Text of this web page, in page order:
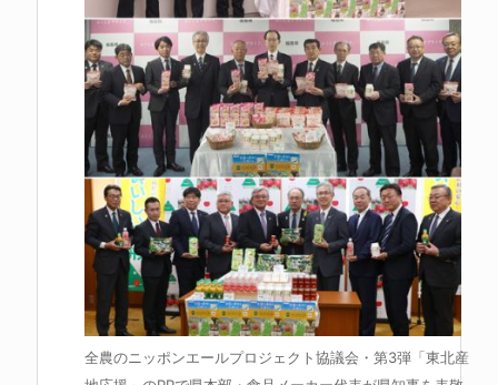
全農のニッポンエールプロジェクト協議会・第3弾「東北産